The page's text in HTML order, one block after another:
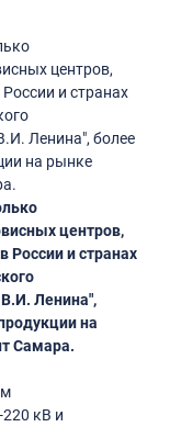
центров,
и странах
Ленина", более
на рынке
центров,
и странах
В.И. Ленина",
на
Самара.
220 кВ и